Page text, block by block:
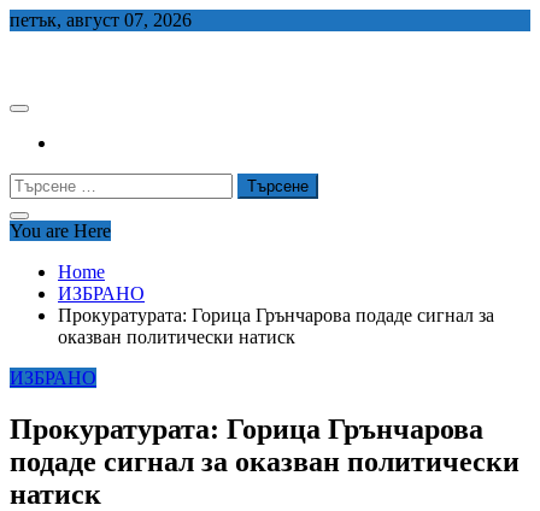
Skip
петък, август 07, 2026
Търсене
за:
You are Here
Home
ИЗБРАНО
Прокуратурата: Горица Грънчарова подаде сигнал за
оказван политически натиск
ИЗБРАНО
Прокуратурата: Горица Грънчарова
подаде сигнал за оказван политически
натиск